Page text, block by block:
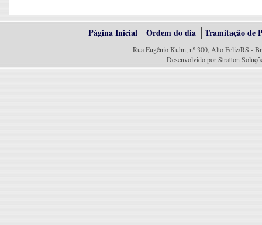
Página Inicial Ordem do dia Tramitação de
Rua Eugênio Kuhn, nº 300, Alto Feliz/RS -
Desenvolvido por Stratton